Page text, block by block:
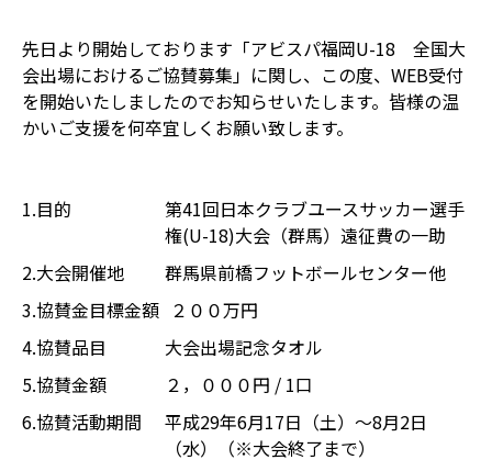
先日より開始しております「アビスパ福岡U-18 全国大
会出場におけるご協賛募集」に関し、この度、WEB受付
を開始いたしましたのでお知らせいたします。皆様の温
かいご支援を何卒宜しくお願い致します。
1.目的
第41回日本クラブユースサッカー選手
権(U-18)大会（群馬）遠征費の一助
2.大会開催地
群馬県前橋フットボールセンター他
3.協賛金目標金額 ２００万円
4.協賛品目
大会出場記念タオル
5.協賛金額
２，０００円 / 1口
6.協賛活動期間
平成29年6月17日（土）〜8月2日
（水）（※大会終了まで）